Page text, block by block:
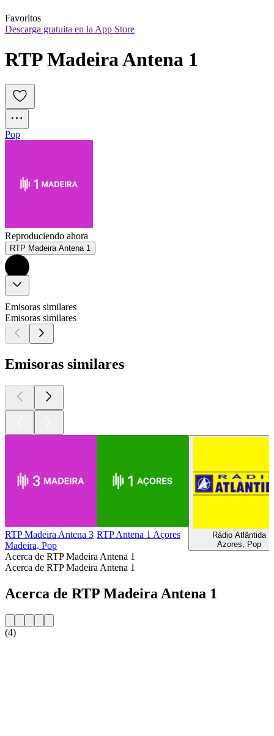
Favoritos
Descarga gratuita en la App Store
RTP Madeira Antena 1
Pop
Reproduciendo ahora
RTP Madeira Antena 1
Emisoras similares
Emisoras similares
Emisoras similares
RTP Madeira Antena 3
Madeira, Pop
RTP Antena 1 Açores
Rádio Atlântida
Azores, Pop
Acerca de RTP Madeira Antena 1
Acerca de RTP Madeira Antena 1
Acerca de RTP Madeira Antena 1
(4)